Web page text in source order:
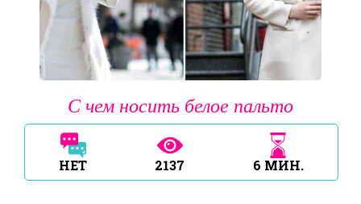
С чем носить белое пальто
НЕТ 2137 6 МИН.